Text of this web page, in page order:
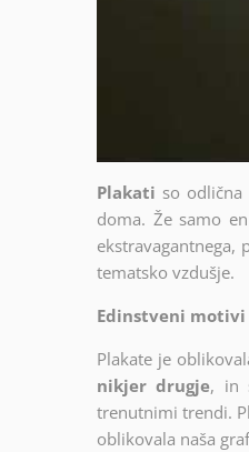
Plakati so
doma. Že samo
tematsko vzdušje.
Edinstveni motivi
Plakate je
nikjer drugje, in
trenutnimi trendi.
oblikovala naša